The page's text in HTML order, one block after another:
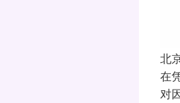
北
在
对